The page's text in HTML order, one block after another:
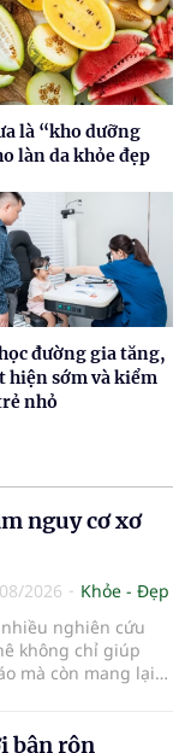
là “kho dưỡng
làn da khỏe đẹp
đường gia tăng,
hiện sớm và kiểm
nhỏ
nguy cơ xơ
2026
Khỏe - Đẹp
nghiên cứu
không chỉ giúp
mà còn mang lại
độc tố, chuyển hóa
bận rộn